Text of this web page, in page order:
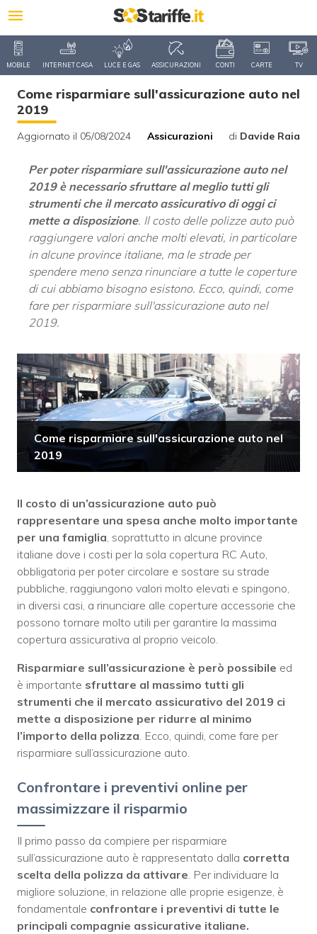
MOBILE INTERNET CASA LUCE E GAS ASSICURAZIONI CONTI CARTE TV
Come risparmiare sull'assicurazione auto nel
2019
Aggiornato il 05/08/2024 Assicurazioni di Davide Raia
Per poter risparmiare sull'assicurazione auto nel
2019 è necessario sfruttare al meglio tutti gli
strumenti che il mercato assicurativo di oggi ci
mette a disposizione. Il costo delle polizze auto può
raggiungere valori anche molti elevati, in particolare
in alcune province italiane, ma le strade per
spendere meno senza rinunciare a tutte le coperture
di cui abbiamo bisogno esistono. Ecco, quindi, come
fare per risparmiare sull'assicurazione auto nel
2019.
Come risparmiare sull'assicurazione auto nel
2019
Il costo di un’assicurazione auto può
rappresentare una spesa anche molto importante
per una famiglia, soprattutto in alcune province
italiane dove i costi per la sola copertura RC Auto,
obbligatoria per poter circolare e sostare su strade
pubbliche, raggiungono valori molto elevati e spingono,
in diversi casi, a rinunciare alle coperture accessorie che
possono tornare molto utili per garantire la massima
copertura assicurativa al proprio veicolo.
Risparmiare sull’assicurazione è però possibile ed
è importante sfruttare al massimo tutti gli
strumenti che il mercato assicurativo del 2019 ci
mette a disposizione per ridurre al minimo
l’importo della polizza. Ecco, quindi, come fare per
risparmiare sull’assicurazione auto.
Confrontare i preventivi online per
massimizzare il risparmio
Il primo passo da compiere per risparmiare
sull’assicurazione auto è rappresentato dalla corretta
scelta della polizza da attivare. Per individuare la
migliore soluzione, in relazione alle proprie esigenze, è
fondamentale confrontare i preventivi di tutte le
principali compagnie assicurative italiane.